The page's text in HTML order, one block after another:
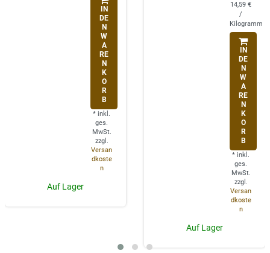
IN
DE
N
W
A
RE
N
K
O
R
B
* inkl.
ges.
MwSt.
zzgl.
Versan
dkoste
n
Auf Lager
14,59 €
/
Kilogramm
IN
DE
N
W
A
RE
N
K
O
R
B
* inkl.
ges.
MwSt.
zzgl.
Versan
dkoste
n
Auf Lager